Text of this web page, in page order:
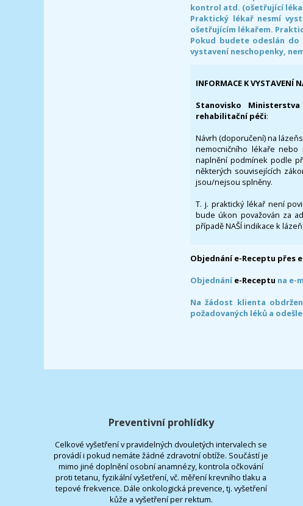
kontrol atd. (ošetřující
Praktický lékař nesmí
ošetřujícím lékařem.
Pokud budete odeslán do
vystavení neschopenky,
INFORMACE K VYSTAVENÍ
Stanovisko
rehabilitační péči:
Návrh (doporučení) na
nemocničního lékaře
naplnění podmínek podle
některých souvisejících
jsou/nejsou splněny.
T. j. praktický lékař není
bude úkon považován za
případě NAŠÍ indikace k
Objednání e-Receptu přes
Objednáníe-Receptu na e-
Na žádost klienta
požadovaných léků a
Preventivní prohlídky
Celkové vyšetření v pravidelných dvouletých intervalech se
provádí i pokud nemáte žádné zdravotní obtíže. Součástí je
mimo jiné doplnění osobní anamnézy, kontrola očkování
proti tetanu, fyzikální vyšetření, vč. měření krevního tlaku a
tepové frekvence. Dále onkologická prevence, tj. vyšetření
kůže a vyšetření per rektum.